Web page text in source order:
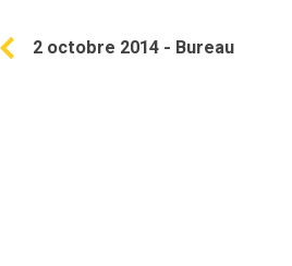
2 octobre 2014 - Bureau